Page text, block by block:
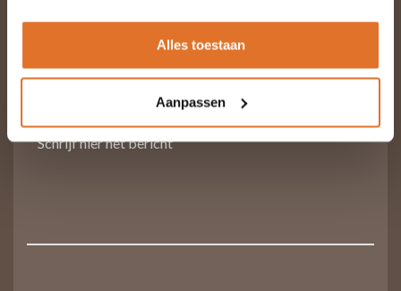
Alles toestaan
Aanpassen
Telefoon
Vraag of opmerking